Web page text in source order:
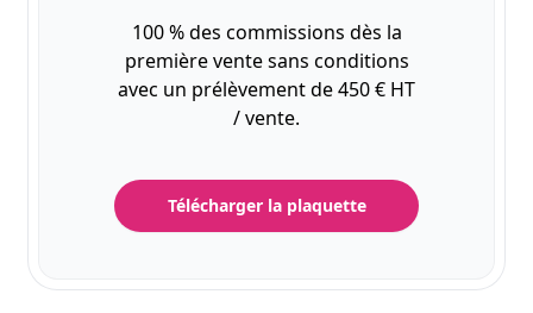
100 % des commissions dès la
première vente sans conditions
avec un prélèvement de 450 € HT
/ vente.
Télécharger la plaquette